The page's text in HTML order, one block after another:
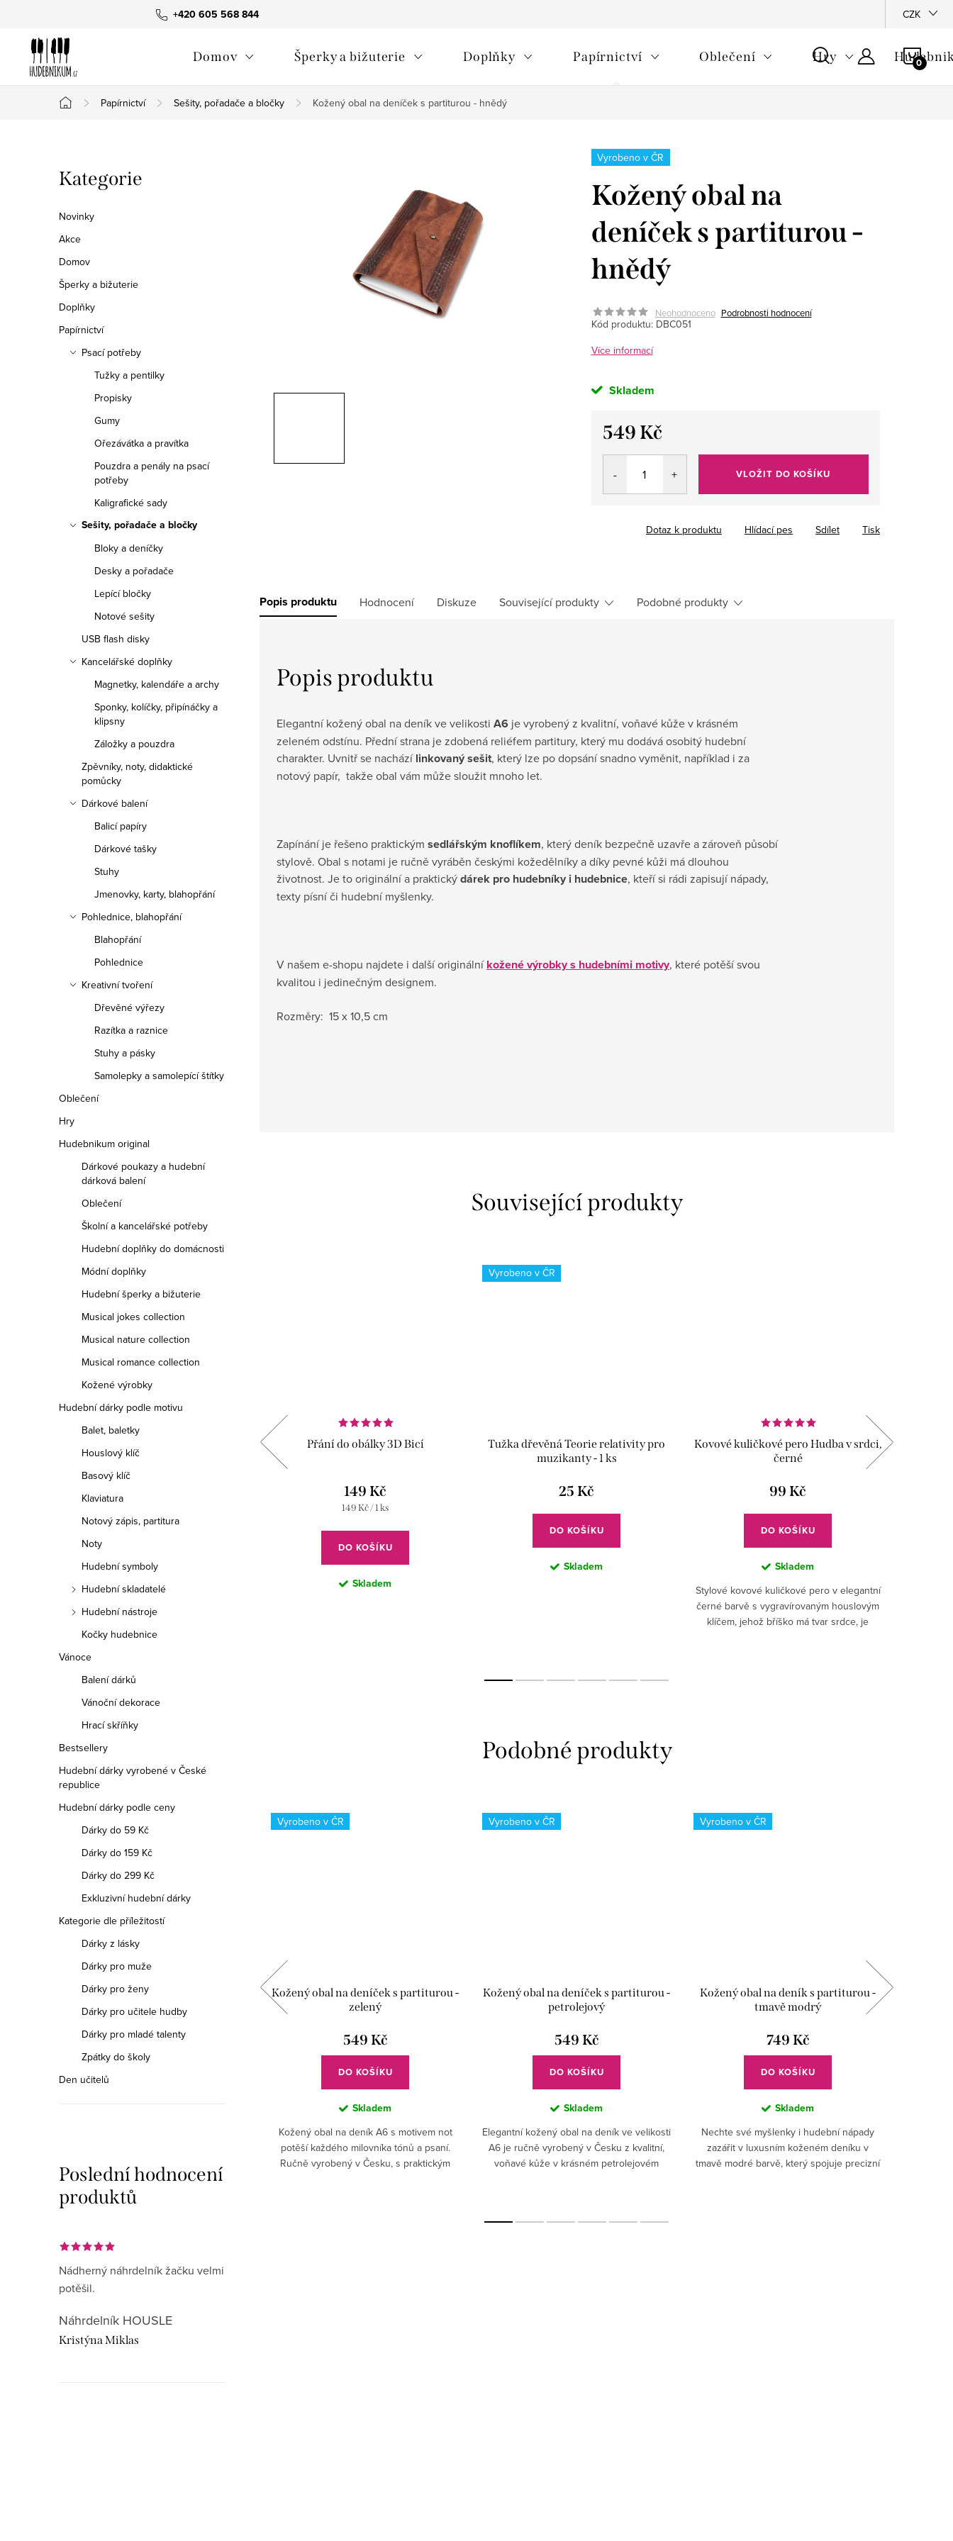
+420 605 568 844 CZK
Domov Šperky a bižuterie Doplňky Papírnictví Oblečení Hry
Domů
Papírnictví Sešity, pořadače a bločky Kožený obal na deníček s partiturou - hnědý
o
s
t
r
a
n
n
Přeskočit
kategorie
Kategorie
Novinky
Akce
Domov
Šperky a bižuterie
Doplňky
Papírnictví
Psací potřeby
Tužky a pentilky
Propisky
Gumy
Ořezávátka a pravítka
Pouzdra a penály na psací
potřeby
Kaligrafické sady
Sešity, pořadače a bločky
Bloky a deníčky
Desky a pořadače
Lepící bločky
Notové sešity
USB flash disky
Kancelářské doplňky
Magnetky, kalendáře a archy
Sponky, kolíčky, připínáčky a
klipsny
Záložky a pouzdra
Zpěvníky, noty, didaktické
pomůcky
Dárkové balení
Balicí papíry
Dárkové tašky
Stuhy
Jmenovky, karty, blahopřání
Pohlednice, blahopřání
Blahopřání
Pohlednice
Kreativní tvoření
Dřevěné výřezy
Razítka a raznice
Stuhy a pásky
Samolepky a samolepící štítky
Oblečení
Hry
Hudebnikum original
Dárkové poukazy a hudební
dárková balení
Oblečení
Školní a kancelářské potřeby
Hudební doplňky do domácnosti
Módní doplňky
Hudební šperky a bižuterie
Musical jokes collection
Musical nature collection
Musical romance collection
Kožené výrobky
Hudební dárky podle motivu
Balet, baletky
Houslový klíč
Basový klíč
Klaviatura
Notový zápis, partitura
Noty
Hudební symboly
Hudební skladatelé
Hudební nástroje
Kočky hudebnice
Vánoce
Balení dárků
Vánoční dekorace
Hrací skříňky
Bestsellery
Hudební dárky vyrobené v České
republice
Hudební dárky podle ceny
Dárky do 59 Kč
Dárky do 159 Kč
Dárky do 299 Kč
Exkluzivní hudební dárky
Kategorie dle příležitostí
Dárky z lásky
Dárky pro muže
Dárky pro ženy
Dárky pro učitele hudby
Dárky pro mladé talenty
Zpátky do školy
Den učitelů
Poslední hodnocení
produktů
Nádherný náhrdelník žačku velmi
potěšil.
Náhrdelník HOUSLE
Kristýna Miklas
Vyrobeno v ČR
Kožený obal na
deníček s partiturou -
hnědý
Neohodnoceno Podrobnosti hodnocení
Kód produktu: DBC051
Více informací
Skladem
549 Kč
Měrná
VLOŽIT DO KOŠÍKU
Tisk
Dotaz k produktu Hlídací pes Sdílet
Popis produktu Hodnocení Diskuze Související produkty Podobné produkty
Popis produktu
Elegantní kožený obal na deník ve velikosti A6 je vyrobený z kvalitní, voňavé kůže v krásném
zeleném odstínu. Přední strana je zdobená reliéfem partitury, který mu dodává osobitý hudební
charakter. Uvnitř se nacházílinkovaný sešit, který lze po dopsání snadno vyměnit, například i za
notový papír, takže obal vám může sloužit mnoho let.
Zapínání je řešeno praktickým sedlářským knoflíkem, který deník bezpečně uzavře a zároveň působí
stylově. Obal s notami je ručně vyráběn českými kožedělníky a díky pevné kůži má dlouhou
životnost. Je to originální a praktickýdárek pro hudebníky i hudebnice, kteří si rádi zapisují nápady,
texty písní či hudební myšlenky.
V našem e-shopu najdete i další originálníkožené výrobky s hudebními motivy, které potěší svou
kvalitou i jedinečným designem.
Rozměry: 15 x 10,5 cm
Související produkty
cena:
Skladem
Přání do obálky 3D Bicí
149 Kč
Měrná
149 Kč / 1 ks
DO KOŠÍKU
Skladem
Vyrobeno v ČR
Tužka dřevěná Teorie relativity pro
muzikanty - 1 ks
25 Kč
DO KOŠÍKU
Skladem
Kovové kuličkové pero Hudba v srdci,
černé
99 Kč
DO KOŠÍKU
Skladem
Stylové kovové kuličkové pero v elegantní
černé barvě s vygravírovaným houslovým
klíčem, jehož bříško má tvar srdce, je
Kožený obal na deník s partiturou -
hnědý
749 Kč
přítel na cestě životem, který bude
inspirovat k psaní i po...
Vyrobeno v ČR
Kožený obal na deníček s partiturou -
zelený
549 Kč
DO KOŠÍKU
Skladem
Kožený obal na deník A6 s motivem not
potěší každého milovníka tónů a psaní.
Ručně vyrobený v Česku, s praktickým
Vyrobeno v ČR
Kožený obal na deníček s partiturou -
petrolejový
549 Kč
DO KOŠÍKU
Skladem
Elegantní kožený obal na deník ve velikosti
A6 je ručně vyrobený v Česku z kvalitní,
voňavé kůže v krásném petrolejovém
Vyrobeno v ČR
Kožený obal na deník s partiturou -
tmavě modrý
749 Kč
DO KOŠÍKU
Skladem
Nechte své myšlenky i hudební nápady
zazářit v luxusním koženém deníku v
tmavě modré barvě, který spojuje precizní